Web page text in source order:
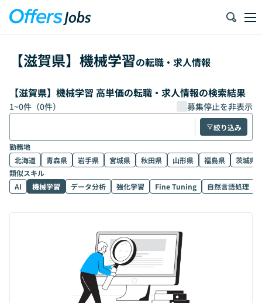
【滋賀県】 機械学習の転職・求人情報
【滋賀県】機械学習 高単価の転職・求人情報の検索結果
1~0件（0件） 募集停止を非表示
絞り込み
勤務地
北海道
青森県 岩手県 宮城県 秋田県 山形県 福島県
茨城県
類似スキル
AI
機械学習 データ分析 強化学習 Fine Tuning 自然言語処理